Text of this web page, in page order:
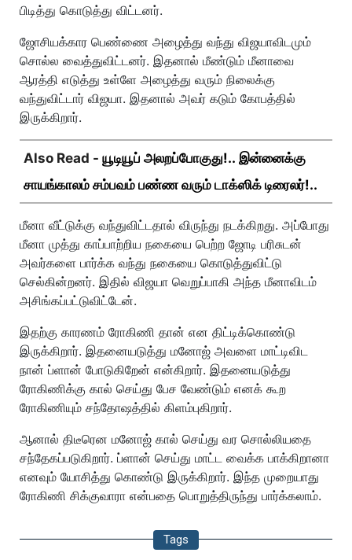
பிடித்து கொடுத்து விட்டனர்.
ஜோசியக்கார பெண்ணை அழைத்து வந்து விஜயாவிடமும்
சொல்ல வைத்துவிட்டனர். இதனால் மீண்டும் மீனாவை
ஆரத்தி எடுத்து உள்ளே அழைத்து வரும் நிலைக்கு
வந்துவிட்டார் விஜயா. இதனால் அவர் கடும் கோபத்தில்
இருக்கிறார்.
Also Read - யூடியூப் அலறப்போகுது!.. இன்னைக்கு
சாயங்காலம் சம்பவம் பண்ண வரும் டாக்ஸிக் டிரைலர்!..
மீனா வீட்டுக்கு வந்துவிட்டதால் விருந்து நடக்கிறது. அப்போது
மீனா முத்து காப்பாற்றிய நகையை பெற்ற ஜோடி பரிசுடன்
அவர்களை பார்க்க வந்து நகையை கொடுத்துவிட்டு
செல்கின்றனர். இதில் விஜயா வெறுப்பாகி அந்த மீனாவிடம்
அசிங்கப்பட்டுவிட்டேன்.
இதற்கு காரணம் ரோகிணி தான் என திட்டிக்கொண்டு
இருக்கிறார். இதனையடுத்து மனோஜ் அவளை மாட்டிவிட
நான் ப்ளான் போடுகிறேன் என்கிறார். இதனையடுத்து
ரோகிணிக்கு கால் செய்து பேச வேண்டும் எனக் கூற
ரோகிணியும் சந்தோஷத்தில் கிளம்புகிறார்.
ஆனால் திடீரென மனோஜ் கால் செய்து வர சொல்லியதை
சந்தேகப்படுகிறார். ப்ளான் செய்து மாட்ட வைக்க பாக்கிறானா
எனவும் யோசித்து கொண்டு இருக்கிறார். இந்த முறையாது
ரோகிணி சிக்குவாரா என்பதை பொறுத்திருந்து பார்க்கலாம்.
Tags